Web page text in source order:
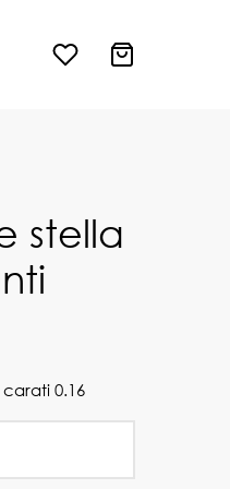
stella
0.16